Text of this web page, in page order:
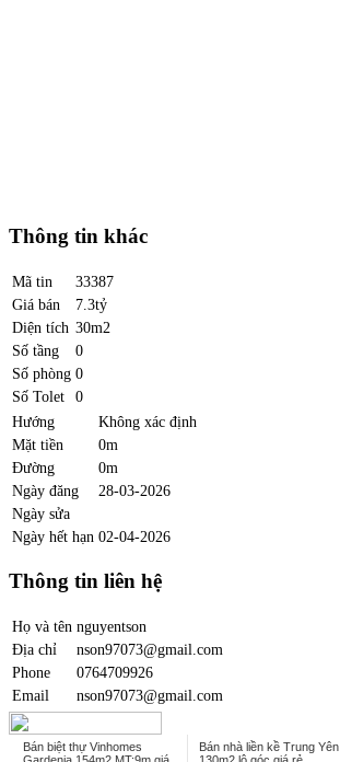
Thông tin khác
Mã tin
33387
Giá bán
7.3tỷ
Diện tích 30m2
Số tầng
0
Số phòng 0
Số Tolet
0
Hướng
Không xác định
Mặt tiền
0m
Đường
0m
Ngày đăng
28-03-2026
Ngày sửa
Ngày hết hạn 02-04-2026
Thông tin liên hệ
Họ và tên nguyentson
Địa chỉ
nson97073@gmail.com
Phone
0764709926
Email
nson97073@gmail.com
Bán biệt thự Vinhomes
Bán nhà liền kề Trung Yên